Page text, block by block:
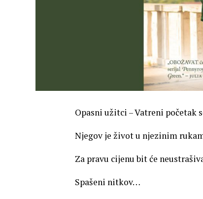
Opasni užitci – Vatreni početak
Njegov je život u njezinim
Za pravu cijenu bit će
Spašeni nitkov…